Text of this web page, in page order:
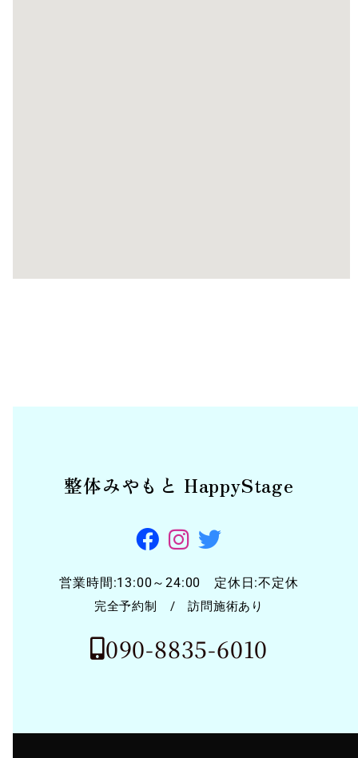
整体みやもと HappyStage
営業時間:13:00～24:00 定休日:不定休
完全予約制 / 訪問施術あり
090-8835-6010